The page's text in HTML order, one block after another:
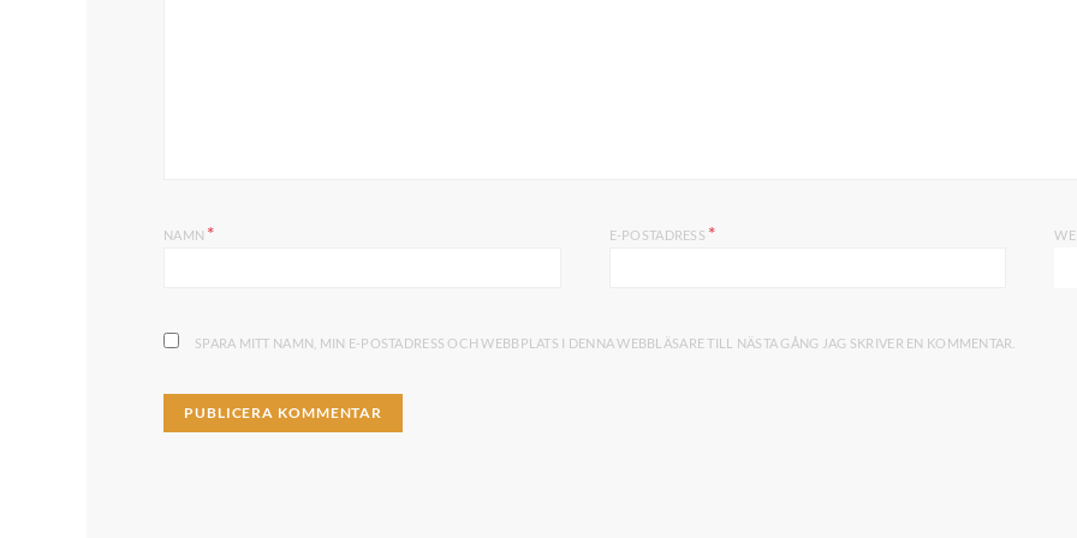
NAMN * E-POSTADRESS *
SPARA MITT NAMN, MIN E-POSTADRESS OCH WEBBPLATS I DENNA WEBBLÄSARE TILL NÄSTA GÅNG JAG SKRIVER EN KOMMENTAR.